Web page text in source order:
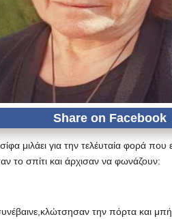
μιλάει για την τελέυταία φορά που
το σπίτι και άρχισαν να φωνάζουν:
την πόρτα και